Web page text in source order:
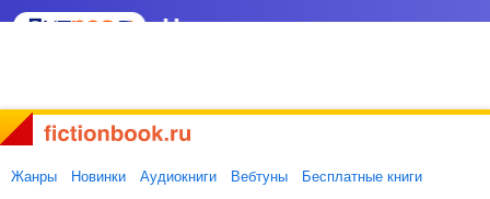
Жанры Новинки Аудиокниги Вебтуны
Бесплатные книги